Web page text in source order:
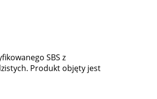
SBS z
Produkt objęty jest